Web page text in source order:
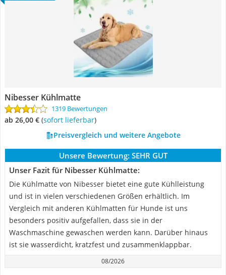
Nibesser Kühlmatte
1319 Bewertungen
ab 26,00 € ( Sofort lieferbar)
Preisvergleich und weitere Angebote
Unsere Bewertung: SEHR GUT
Unser Fazit für Nibesser Kühlmatte:
Die Kühlmatte von Nibesser bietet eine gute Kühlleistung
und ist in vielen verschiedenen Größen erhältlich. Im
Vergleich mit anderen Kühlmatten für Hunde ist uns
besonders positiv aufgefallen, dass sie in der
Waschmaschine gewaschen werden kann. Darüber hinaus
ist sie wasserdicht, kratzfest und zusammenklappbar.
08/2026